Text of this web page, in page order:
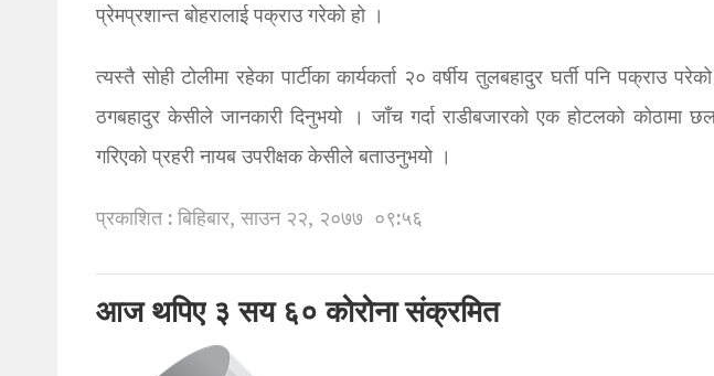
प्रेमप्रशान्त बोहरालाई पक्राउ गरेको हो ।
त्यस्तै सोही टोलीमा रहेका पार्टीका कार्यकर्ता २० वर्षीय तुलबहादुर घर्ती पनि पक्राउ
ठगबहादुर केसीले जानकारी दिनुभयो । जाँच गर्दा राडीबजारको एक होटलको कोठामा
गरिएको प्रहरी नायब उपरीक्षक केसीले बताउनुभयो ।
प्रकाशित : बिहिबार, साउन २२, २०७७ ०९:५६
आज थपिए ३ सय ६० कोरोना संक्रमित